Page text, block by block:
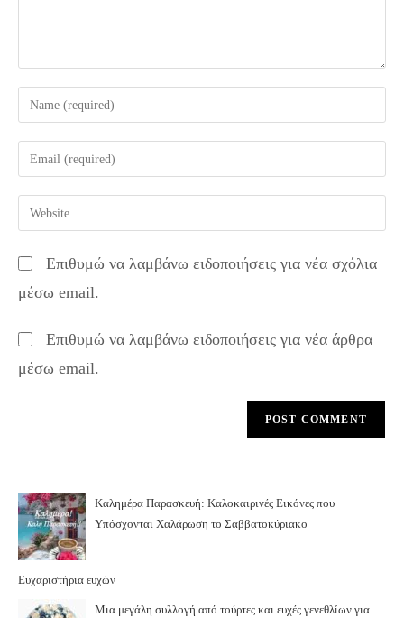
Enter
your
name
comment
Enter
your
email
address
comment
Enter
your
URL
(optional)
Επιθυμώ να λαμβάνω ειδοποιήσεις για νέα σχόλια
μέσω email.
Επιθυμώ να λαμβάνω ειδοποιήσεις για νέα άρθρα
μέσω email.
Καλημέρα Παρασκευή: Καλοκαιρινές Εικόνες που
Υπόσχονται Χαλάρωση το Σαββατοκύριακο
Ευχαριστήρια ευχών
Μια μεγάλη συλλογή από τούρτες και ευχές γενεθλίων για